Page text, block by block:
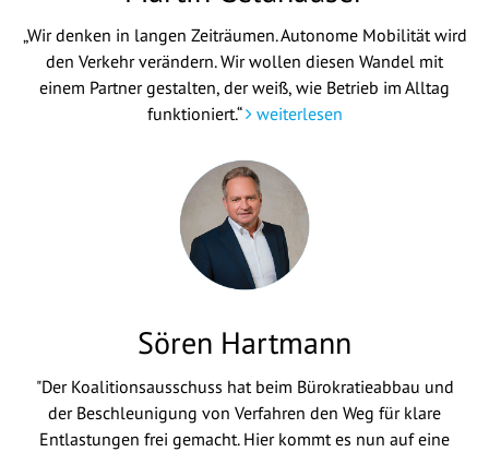
„Wir denken in langen Zeiträumen. Autonome Mobilität wird
den Verkehr verändern. Wir wollen diesen Wandel mit
einem Partner gestalten, der weiß, wie Betrieb im Alltag
funktioniert.“ weiterlesen
Sören Hartmann
"Der Koalitionsausschuss hat beim Bürokratieabbau und
der Beschleunigung von Verfahren den Weg für klare
Entlastungen frei gemacht. Hier kommt es nun auf eine